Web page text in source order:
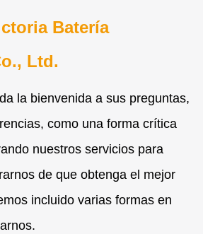
Batería
Ltd.
la bienvenida a sus preguntas,
como una forma crítica
nuestros servicios para
de que obtenga el mejor
incluido varias formas en